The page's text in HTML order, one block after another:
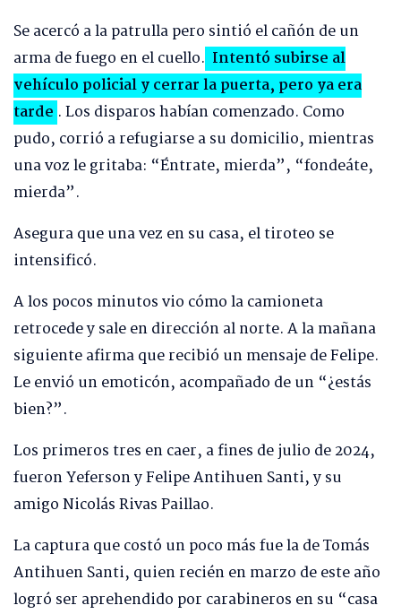
Se acercó a la patrulla pero sintió el cañón de un
arma de fuego en el cuello. Intentó subirse al
vehículo policial y cerrar la puerta, pero ya era
tarde . Los disparos habían comenzado. Como
pudo, corrió a refugiarse a su domicilio, mientras
una voz le gritaba: “Éntrate, mierda”, “fondeáte,
mierda”.
Asegura que una vez en su casa, el tiroteo se
intensificó.
A los pocos minutos vio cómo la camioneta
retrocede y sale en dirección al norte. A la mañana
siguiente afirma que recibió un mensaje de Felipe.
Le envió un emoticón, acompañado de un “¿estás
bien?”.
Los primeros tres en caer, a fines de julio de 2024,
fueron Yeferson y Felipe Antihuen Santi, y su
amigo Nicolás Rivas Paillao.
La captura que costó un poco más fue la de Tomás
Antihuen Santi, quien recién en marzo de este año
logró ser aprehendido por carabineros en su “casa